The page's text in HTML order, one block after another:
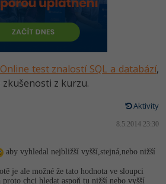
Bootstrap, SEO
verzování
aplikací
na AI a bigdata
administrátor
UI návrhář
-80%
Online test znalostí SQL a databází,
z kurzu.
Aktivity
8.5.2014 23:30
aby vyhledal nejbližší vyšší,stejná,nebo nižší
je ale možné že tato hodnota ve sloupci
chci hledat aspoň tu nižší nebo vyšší